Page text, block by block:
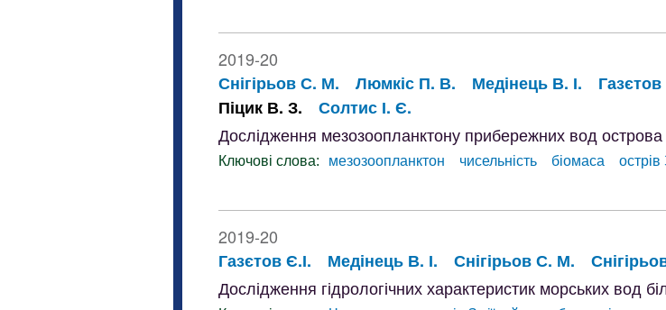
2019-20
Снігірьов С. М.
Люмкіс П. В. Медінець В. І. Газєтов
Піцик В. З.
Солтис І. Є.
Дослідження мезозоопланктону прибережних вод
Ключові слова: мезозоопланктон чисельність біомаса острів
2019-20
Газєтов Є.І.
Медінець В. І. Снігірьов С. М.
Дослідження гідрологічних характеристик морських вод